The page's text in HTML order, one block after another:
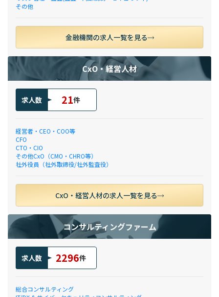
その他
金融機関の求人一覧を見る
CxO・経営人材
求人数 21件
経営者・CEO・COO等
CFO
CTO・CIO
その他CxO（CMO・CHRO等）
社外役員（社外取締役/社外監査役）
CxO・経営人材の求人一覧を見る
コンサルティングファーム
求人数 2296件
総合コンサルティング